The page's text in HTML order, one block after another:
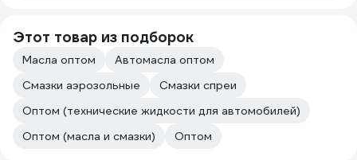
Этот товар из подборок
Масла оптом
Автомасла оптом
Смазки аэрозольные
Смазки спреи
Оптом (технические жидкости для автомобилей)
Оптом (масла и смазки)
Оптом